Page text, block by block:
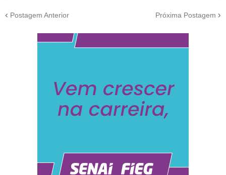
Postagem Anterior Próxima Postagem